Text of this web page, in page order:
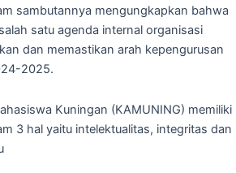
sambutannya mengungkapkan bahwa
satu agenda internal organisasi
dan memastikan arah kepengurusan
2025.
Kuningan (KAMUNING) memiliki
3 hal yaitu intelektualitas, integritas dan